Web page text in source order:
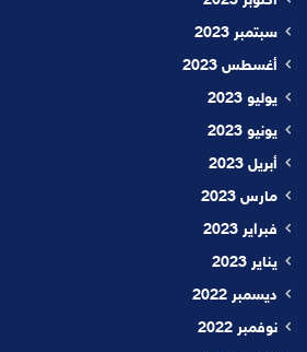
سبتمبر 2023
أغسطس 2023
يوليو 2023
يونيو 2023
أبريل 2023
مارس 2023
فبراير 2023
يناير 2023
ديسمبر 2022
نوفمبر 2022